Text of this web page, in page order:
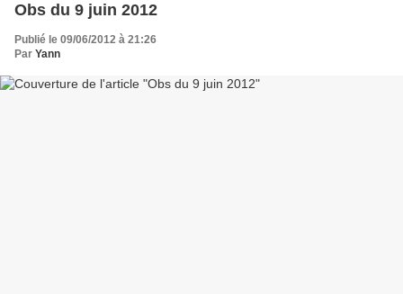
Obs du 9 juin 2012
Publié le 09/06/2012 à 21:26
Par Yann